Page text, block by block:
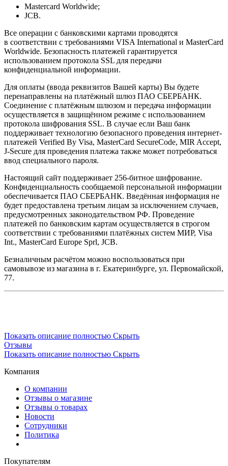
Mastercard Worldwide;
JCB.
Все операции с банковскими картами проводятся
в соответствии с требованиями VISA International и MasterCard
Worldwide. Безопасность платежей гарантируется
использованием протокола SSL для передачи
конфиденциальной информации.
Для оплаты (ввода реквизитов Вашей карты) Вы будете
перенаправлены на платёжный шлюз ПАО СБЕРБАНК.
Соединение с платёжным шлюзом и передача информации
осуществляется в защищённом режиме с использованием
протокола шифрования SSL. В случае если Ваш банк
поддерживает технологию безопасного проведения интернет-
платежей Verified By Visa, MasterCard SecureCode, MIR Accept,
J-Secure для проведения платежа также может потребоваться
ввод специального пароля.
Настоящий сайт поддерживает 256-битное шифрование.
Конфиденциальность сообщаемой персональной информации
обеспечивается ПАО СБЕРБАНК. Введённая информация не
будет предоставлена третьим лицам за исключением случаев,
предусмотренных законодательством РФ. Проведение
платежей по банковским картам осуществляется в строгом
соответствии с требованиями платёжных систем МИР, Visa
Int., MasterCard Europe Sprl, JCB.
Безналичным расчётом можно воспользоваться при
самовывозе из магазина в г. Екатеринбурге, ул. Первомайской,
77.
Показать описание полностью Скрыть
Отзывы
Показать описание полностью Скрыть
Компания
О компании
Отзывы о магазине
Отзывы о товарах
Новости
Сотрудники
Политика
Покупателям